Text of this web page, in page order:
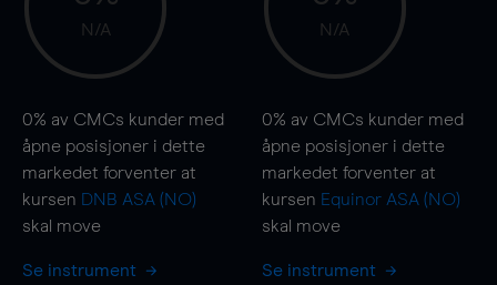
N/A
0% av CMCs kunder med
åpne posisjoner i dette
markedet forventer at
kursen DNB ASA (NO)
skal move
Se instrument
N/A
0% av CMCs kunder med
åpne posisjoner i dette
markedet forventer at
kursen Equinor ASA (NO)
skal move
Se instrument